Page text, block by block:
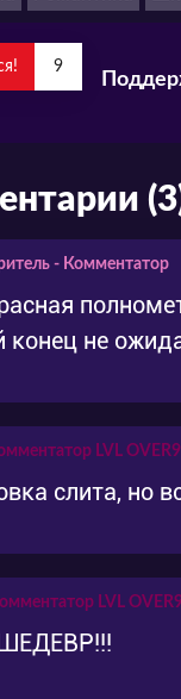
9
- Комментатор
конец не
LVL
слита, но
LVL